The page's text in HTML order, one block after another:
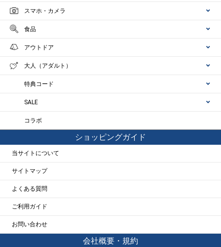
スマホ・カメラ
食品
アウトドア
大人（アダルト）
特典コード
SALE
コラボ
ショッピングガイド
当サイトについて
サイトマップ
よくある質問
ご利用ガイド
お問い合わせ
会社概要・規約